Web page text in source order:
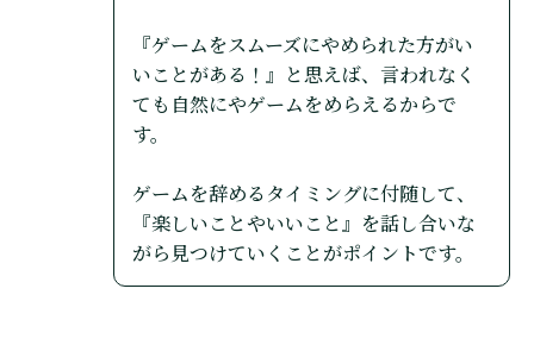
『ゲームをスムーズにやめられた方がい
いことがある！』と思えば、言われなく
ても自然にやゲームをめらえるからで
す。
ゲームを辞めるタイミングに付随して、
『楽しいことやいいこと』を話し合いな
がら見つけていくことがポイントです。